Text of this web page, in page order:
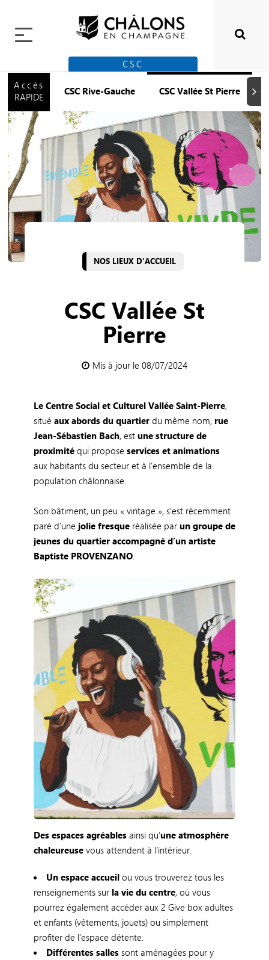
CSC
Accès
RAPIDE
CSC Rive-Gauche CSC Vallée St Pierre
NOS LIEUX D'ACCUEIL
CSC Vallée St
Pierre
Mis à jour le 08/07/2024
Le Centre Social et Culturel Vallée Saint-Pierre,
situé aux abords du quartierdu même nom, rue
Jean-Sébastien Bach, est une structure de
proximitéqui propose services et animations
aux habitants du secteur et à l’ensemble de la
population châlonnaise.
Son bâtiment, un peu « vintage », s’est récemment
paré d’une jolie fresqueréalisée par un groupe de
jeunes du quartier accompagné d’un artiste
Baptiste PROVENZANO.
Des espaces agréablesainsi qu’une atmosphère
chaleureusevous attendent à l’intérieur.
Un espace accueilou vous trouverez tous les
renseignements surla vie du centre, où vous
pourrez également accéder aux 2 Give box adultes
et enfants (vêtements, jouets) ou simplement
profiter de l’espace détente.
Différentes salles sont aménagées pour y